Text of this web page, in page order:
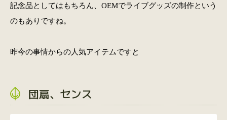
記念品としてはもちろん、OEMでライブグッズの制作という
のもありですね。
昨今の事情からの人気アイテムですと
団扇、センス